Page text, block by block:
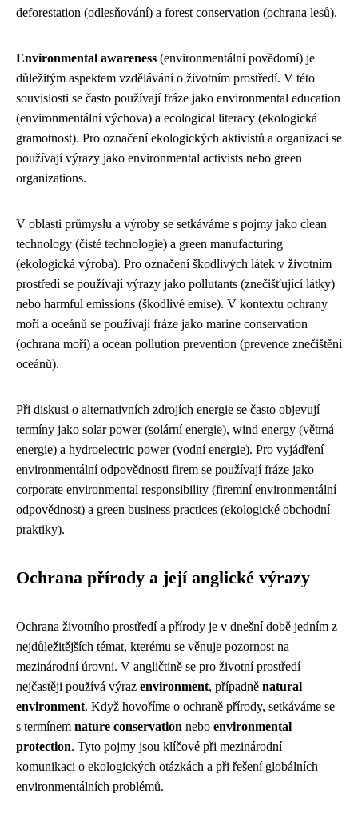
deforestation (odlesňování) a forest conservation (ochrana lesů).
Environmental awareness (environmentální povědomí) je
důležitým aspektem vzdělávání o životním prostředí. V této
souvislosti se často používají fráze jako environmental education
(environmentální výchova) a ecological literacy (ekologická
gramotnost). Pro označení ekologických aktivistů a organizací se
používají výrazy jako environmental activists nebo green
organizations.
V oblasti průmyslu a výroby se setkáváme s pojmy jako clean
technology (čisté technologie) a green manufacturing
(ekologická výroba). Pro označení škodlivých látek v životním
prostředí se používají výrazy jako pollutants (znečišťující látky)
nebo harmful emissions (škodlivé emise). V kontextu ochrany
moří a oceánů se používají fráze jako marine conservation
(ochrana moří) a ocean pollution prevention (prevence znečištění
oceánů).
Při diskusi o alternativních zdrojích energie se často objevují
termíny jako solar power (solární energie), wind energy (větrná
energie) a hydroelectric power (vodní energie). Pro vyjádření
environmentální odpovědnosti firem se používají fráze jako
corporate environmental responsibility (firemní environmentální
odpovědnost) a green business practices (ekologické obchodní
praktiky).
Ochrana přírody a její anglické výrazy
Ochrana životního prostředí a přírody je v dnešní době jedním z
nejdůležitějších témat, kterému se věnuje pozornost na
mezinárodní úrovni. V angličtině se pro životní prostředí
nejčastěji používá výraz environment, případně natural
environment. Když hovoříme o ochraně přírody, setkáváme se
s termínem nature conservation nebo environmental
protection. Tyto pojmy jsou klíčové při mezinárodní
komunikaci o ekologických otázkách a při řešení globálních
environmentálních problémů.